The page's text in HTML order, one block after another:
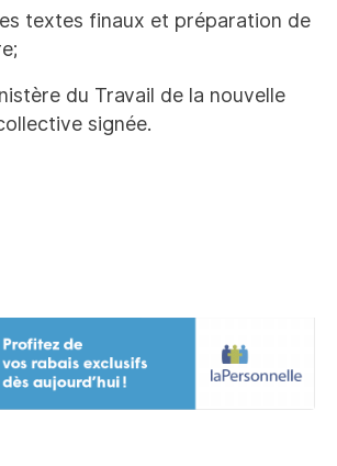
textes finaux et préparation de
du Travail de la nouvelle
signée.